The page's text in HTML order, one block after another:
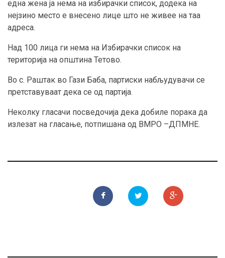
една жена ја нема на избирачки список, додека на
нејзино место е внесено лице што не живее на таа
адреса.
Над 100 лица ги нема на Избирачки список на
територија на општина Тетово.
Во с. Раштак во Гази Баба, партиски набљудувачи се
претставуваат дека се од партија.
Неколку гласачи посведочија дека добиле порака да
излезат на гласање, потпишана од ВМРО –ДПМНЕ.